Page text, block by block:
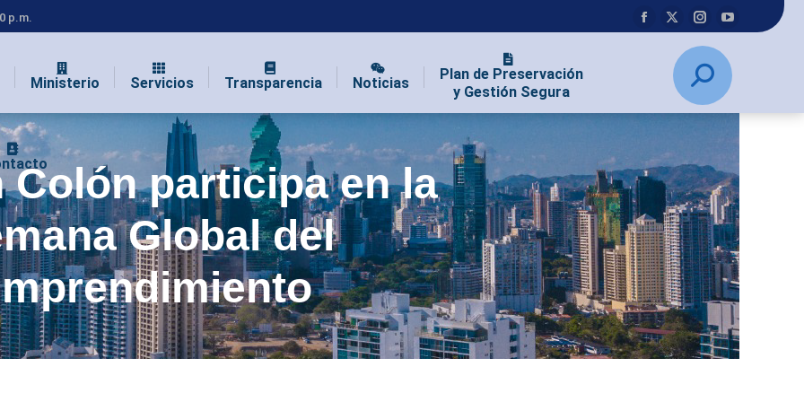
p.m.
Ministerio Servicios Transparencia Noticias
Plan de Preservación
y Gestión Segura
Colón participa en la
Global del